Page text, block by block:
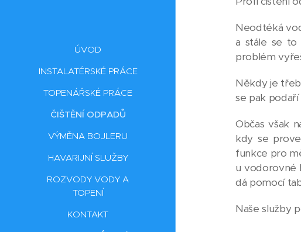
ÚVOD
INSTALATÉRSKÉ PRÁCE
TOPENÁŘSKÉ PRÁCE
ČIŠTĚNÍ ODPADŮ
VÝMĚNA BOJLERU
HAVARIJNÍ SLUŽBY
ROZVODY VODY A
TOPENÍ
KONTAKT
Neodtéká
a stále se to
problém
Někdy je
se pak
Občas však
kdy se
funkce pro
u vodorovné
dá pomocí
Naše služby